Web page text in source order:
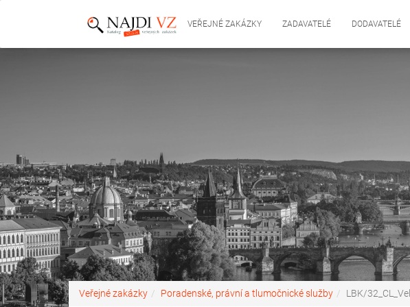
VEŘEJNÉ ZAKÁZKY ZADAVATELÉ DODAVATELÉ
Veřejné zakázky Poradenské, právní a tlumočnické služby LBK/